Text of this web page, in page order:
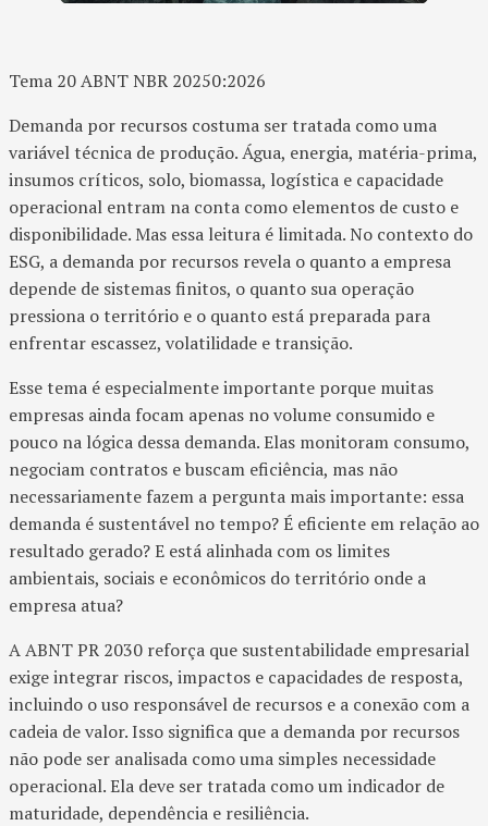
Tema 20 ABNT NBR 20250:2026
Demanda por recursos costuma ser tratada como uma
variável técnica de produção. Água, energia, matéria-prima,
insumos críticos, solo, biomassa, logística e capacidade
operacional entram na conta como elementos de custo e
disponibilidade. Mas essa leitura é limitada. No contexto do
ESG, a demanda por recursos revela o quanto a empresa
depende de sistemas finitos, o quanto sua operação
pressiona o território e o quanto está preparada para
enfrentar escassez, volatilidade e transição.
Esse tema é especialmente importante porque muitas
empresas ainda focam apenas no volume consumido e
pouco na lógica dessa demanda. Elas monitoram consumo,
negociam contratos e buscam eficiência, mas não
necessariamente fazem a pergunta mais importante: essa
demanda é sustentável no tempo? É eficiente em relação ao
resultado gerado? E está alinhada com os limites
ambientais, sociais e econômicos do território onde a
empresa atua?
A ABNT PR 2030 reforça que sustentabilidade empresarial
exige integrar riscos, impactos e capacidades de resposta,
incluindo o uso responsável de recursos e a conexão com a
cadeia de valor. Isso significa que a demanda por recursos
não pode ser analisada como uma simples necessidade
operacional. Ela deve ser tratada como um indicador de
maturidade, dependência e resiliência.